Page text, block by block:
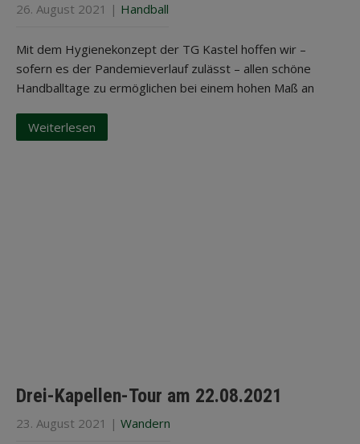
26. August 2021 | Handball
Mit dem Hygienekonzept der TG Kastel hoffen wir –
sofern es der Pandemieverlauf zulässt – allen schöne
Handballtage zu ermöglichen bei einem hohen Maß an
Weiterlesen
Drei-Kapellen-Tour am 22.08.2021
23. August 2021 | Wandern